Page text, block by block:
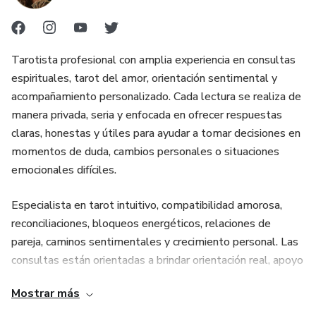
• Protección energética contra bloqueos emocionales
PERSONALIZADA
Si sientes que el destino te llama, nuestros amarres para
enamorar pueden desbloquear la energía estancada entre
tú y tu ser amado. La videncia profunda, guiada por el tarot
y los arcanos, revela el camino hacia la unión verdadera.
Consulta ahora y transforma tu realidad espiritual.
🌟 Contacto espiritual abierto 24/7 para guías del amor
Tarotista profesional con amplia experiencia en consultas
espirituales, tarot del amor, orientación sentimental y
acompañamiento personalizado. Cada lectura se realiza de
manera privada, seria y enfocada en ofrecer respuestas
claras, honestas y útiles para ayudar a tomar decisiones en
momentos de duda, cambios personales o situaciones
emocionales difíciles.
Especialista en tarot intuitivo, compatibilidad amorosa,
reconciliaciones, bloqueos energéticos, relaciones de
pareja, caminos sentimentales y crecimiento personal. Las
consultas están orientadas a brindar orientación real, apoyo
posibilidades futuras, siempre desde el respeto, la
Mostrar más